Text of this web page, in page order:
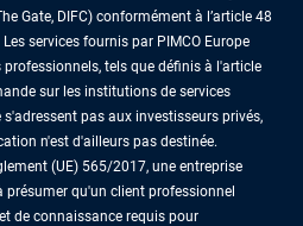
Gate, DIFC) conformément à l’article 48
services fournis par PIMCO Europe
tels que définis à l'article
sur les institutions de services
pas aux investisseurs privés,
n'est d'ailleurs pas destinée.
(UE) 565/2017, une entreprise
qu'un client professionnel
de connaissance requis pour